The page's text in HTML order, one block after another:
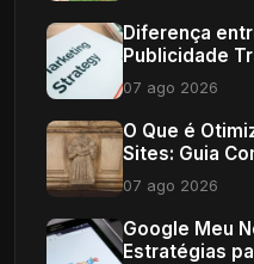
Diferença
Publicidade
Completo
07 ago 2026
O Que é
Sites: Guia
Consultórios
07 ago 2026
Google Meu
Estratégias